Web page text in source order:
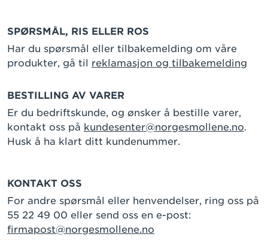
SPØRSMÅL, RIS ELLER ROS
Har du spørsmål eller tilbakemelding om våre
produkter, gå til reklamasjon og tilbakemelding
BESTILLING AV VARER
Er du bedriftskunde, og ønsker å bestille varer,
kontakt oss på kundesenter@norgesmollene.no.
Husk å ha klart ditt kundenummer.
KONTAKT OSS
For andre spørsmål eller henvendelser, ring oss på
55 22 49 00 eller send oss en e-post:
firmapost@norgesmollene.no